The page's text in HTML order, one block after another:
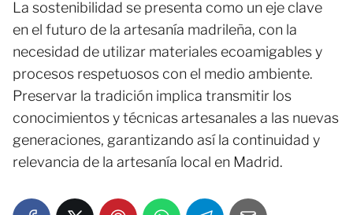
La sostenibilidad se presenta como un eje clave
en el futuro de la artesanía madrileña, con la
necesidad de utilizar materiales ecoamigables y
procesos respetuosos con el medio ambiente.
Preservar la tradición implica transmitir los
conocimientos y técnicas artesanales a las nuevas
generaciones, garantizando así la continuidad y
relevancia de la artesanía local en Madrid.